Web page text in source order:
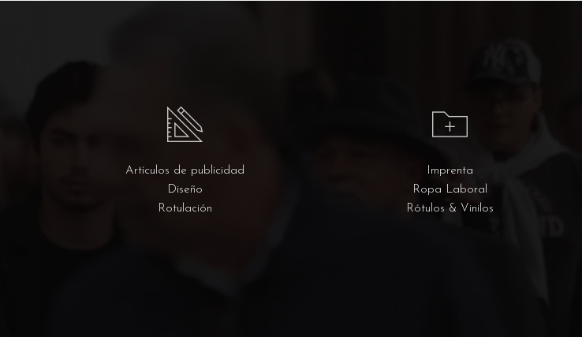
Artículos de publicidad
Diseño
Rotulación
Imprenta
Ropa Laboral
Rótulos & Vinilos